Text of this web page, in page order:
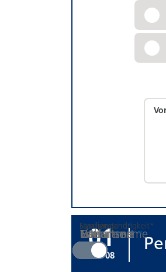
Schritt
01
von 08
:
Ja
Nein
Titel
Vorname*
Nachname*
E-Mail*
Geburtsname
Geburtsort*
Staatsangehörigkeit *
Familienstand *